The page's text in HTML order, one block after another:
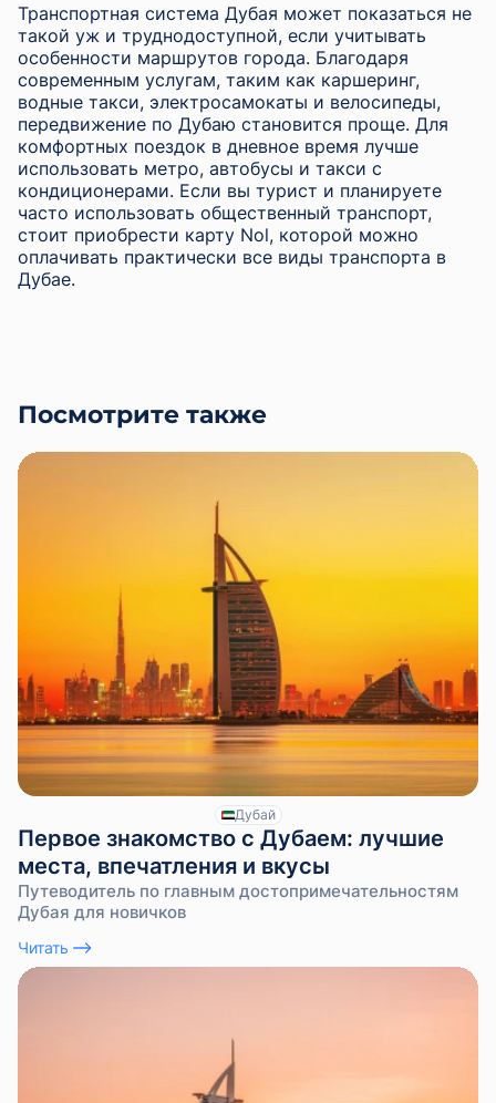
Транспортная система Дубая может показаться не
такой уж и труднодоступной, если учитывать
особенности маршрутов города. Благодаря
современным услугам, таким как каршеринг,
водные такси, электросамокаты и велосипеды,
передвижение по Дубаю становится проще. Для
комфортных поездок в дневное время лучше
использовать метро, автобусы и такси с
кондиционерами. Если вы турист и планируете
часто использовать общественный транспорт,
стоит приобрести карту Nol, которой можно
оплачивать практически все виды транспорта в
Дубае.
Посмотрите также
Дубай
Первое знакомство с Дубаем: лучшие
места, впечатления и вкусы
Путеводитель по главным достопримечательностям
Дубая для новичков
Читать